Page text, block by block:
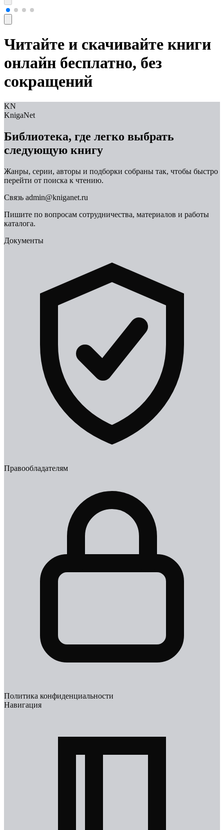
Читайте и скачивайте книги
онлайн бесплатно, без
сокращений
KN
KnigaNet
Библиотека, где легко выбрать
следующую книгу
Жанры, серии, авторы и подборки собраны так, чтобы быстро
перейти от поиска к чтению.
Связь admin@kniganet.ru
Пишите по вопросам сотрудничества, материалов и работы
каталога.
Документы
Правообладателям
Политика конфиденциальности
Навигация